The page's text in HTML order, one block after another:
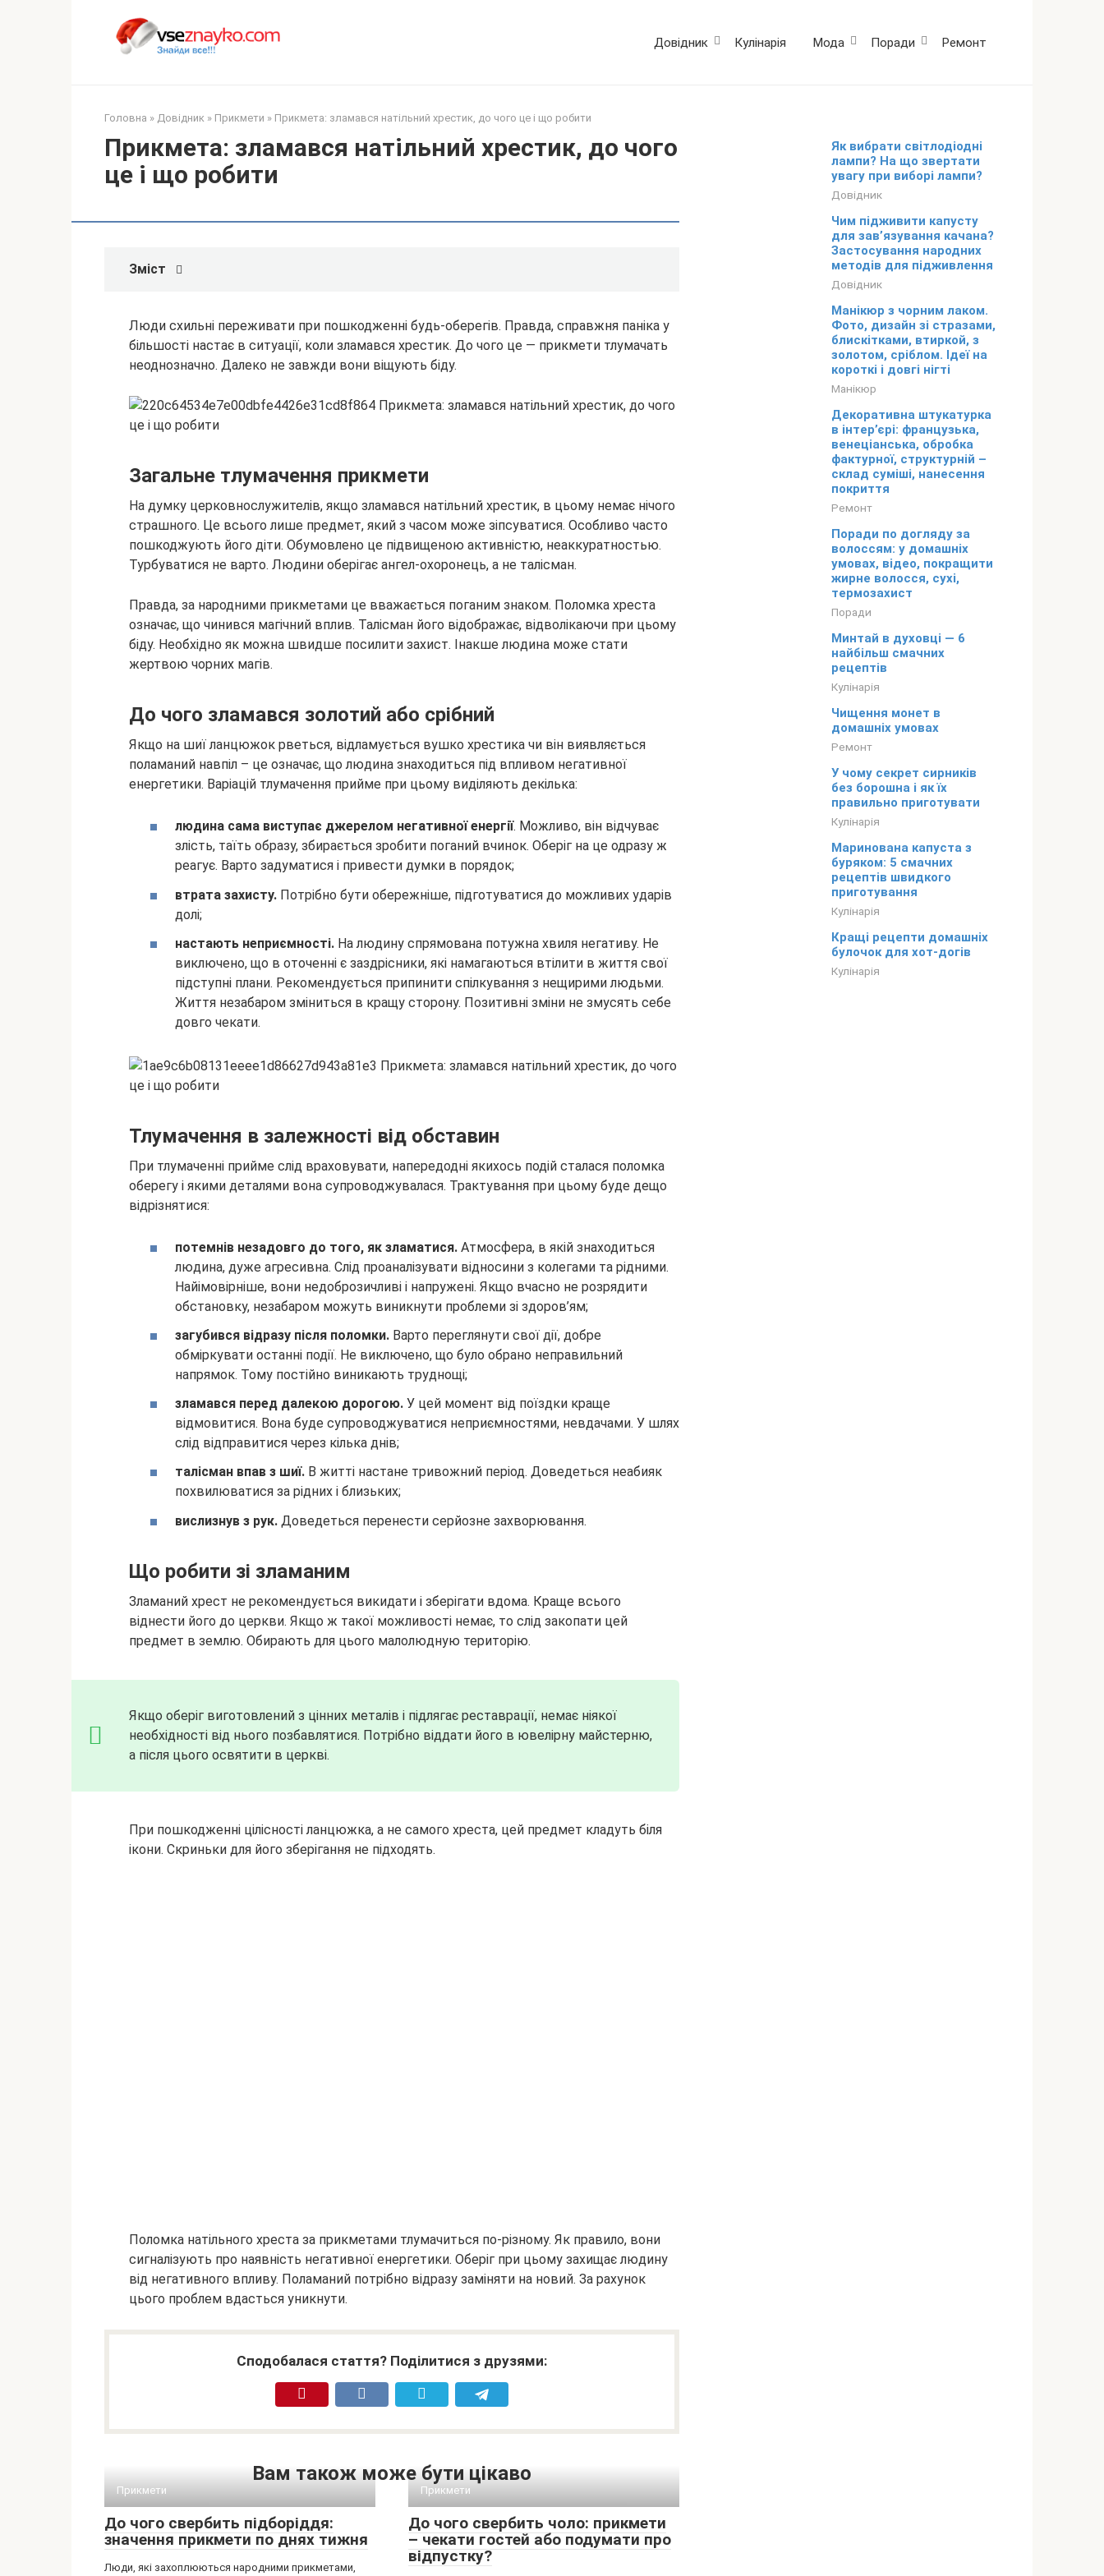
Довідник Кулінарія Мода Поради Ремонт
Головна » Довідник » Прикмети » Прикмета: зламався натільний хрестик, до чого це і що робити
Прикмета: зламався натільний хрестик, до чого
це і що робити
Зміст
Люди схильні переживати при пошкодженні будь-оберегів. Правда, справжня паніка у
більшості настає в ситуації, коли зламався хрестик. До чого це — прикмети тлумачать
неоднозначно. Далеко не завжди вони віщують біду.
Загальне тлумачення прикмети
На думку церковнослужителів, якщо зламався натільний хрестик, в цьому немає нічого
страшного. Це всього лише предмет, який з часом може зіпсуватися. Особливо часто
пошкоджують його діти. Обумовлено це підвищеною активністю, неаккуратностью.
Турбуватися не варто. Людини оберігає ангел-охоронець, а не талісман.
Правда, за народними прикметами це вважається поганим знаком. Поломка хреста
означає, що чинився магічний вплив. Талісман його відображає, відволікаючи при цьому
біду. Необхідно як можна швидше посилити захист. Інакше людина може стати
жертвою чорних магів.
До чого зламався золотий або срібний
Якщо на шиї ланцюжок рветься, відламується вушко хрестика чи він виявляється
поламаний навпіл – це означає, що людина знаходиться під впливом негативної
енергетики. Варіацій тлумачення прийме при цьому виділяють декілька:
людина сама виступає джерелом негативної енергії. Можливо, він відчуває
злість, таїть образу, збирається зробити поганий вчинок. Оберіг на це одразу ж
реагує. Варто задуматися і привести думки в порядок;
втрата захисту. Потрібно бути обережніше, підготуватися до можливих ударів
долі;
настають неприємності. На людину спрямована потужна хвиля негативу. Не
виключено, що в оточенні є заздрісники, які намагаються втілити в життя свої
підступні плани. Рекомендується припинити спілкування з нещирими людьми.
Життя незабаром зміниться в кращу сторону. Позитивні зміни не змусять себе
довго чекати.
Тлумачення в залежності від обставин
При тлумаченні прийме слід враховувати, напередодні якихось подій сталася поломка
оберегу і якими деталями вона супроводжувалася. Трактування при цьому буде дещо
відрізнятися:
потемнів незадовго до того, як зламатися. Атмосфера, в якій знаходиться
людина, дуже агресивна. Слід проаналізувати відносини з колегами та рідними.
Найімовірніше, вони недоброзичливі і напружені. Якщо вчасно не розрядити
обстановку, незабаром можуть виникнути проблеми зі здоров’ям;
загубився відразу після поломки. Варто переглянути свої дії, добре
обміркувати останні події. Не виключено, що було обрано неправильний
напрямок. Тому постійно виникають труднощі;
зламався перед далекою дорогою. У цей момент від поїздки краще
відмовитися. Вона буде супроводжуватися неприємностями, невдачами. У шлях
слід відправитися через кілька днів;
талісман впав з шиї. В житті настане тривожний період. Доведеться неабияк
похвилюватися за рідних і близьких;
вислизнув з рук. Доведеться перенести серйозне захворювання.
Що робити зі зламаним
Зламаний хрест не рекомендується викидати і зберігати вдома. Краще всього
віднести його до церкви. Якщо ж такої можливості немає, то слід закопати цей
предмет в землю. Обирають для цього малолюдную територію.
Якщо оберіг виготовлений з цінних металів і підлягає реставрації, немає ніякої
необхідності від нього позбавлятися. Потрібно віддати його в ювелірну майстерню,
а після цього освятити в церкві.
При пошкодженні цілісності ланцюжка, а не самого хреста, цей предмет кладуть біля
ікони. Скриньки для його зберігання не підходять.
Поломка натільного хреста за прикметами тлумачиться по-різному. Як правило, вони
сигналізують про наявність негативної енергетики. Оберіг при цьому захищає людину
від негативного впливу. Поламаний потрібно відразу заміняти на новий. За рахунок
цього проблем вдасться уникнути.
Сподобалася стаття? Поділитися з друзями:
Вам також може бути цікаво
Прикмети
До чого свербить підборіддя:
значення прикмети по днях тижня
Люди, які захоплюються народними прикметами,
Прикмети
До чого свербить чоло: прикмети
– чекати гостей або подумати про
відпустку?
Як вибрати світлодіодні
лампи? На що звертати
увагу при виборі лампи?
Довідник
Чим підживити капусту
для зав’язування качана?
Застосування народних
методів для підживлення
Довідник
Манікюр з чорним лаком.
Фото, дизайн зі стразами,
блискітками, втиркой, з
золотом, сріблом. Ідеї на
короткі і довгі нігті
Манікюр
Декоративна штукатурка
в інтер’єрі: французька,
венеціанська, обробка
фактурної, структурній –
склад суміші, нанесення
покриття
Ремонт
Поради по догляду за
волоссям: у домашніх
умовах, відео, покращити
жирне волосся, сухі,
термозахист
Поради
Минтай в духовці — 6
найбільш смачних
рецептів
Кулінарія
Чищення монет в
домашніх умовах
Ремонт
У чому секрет сирників
без борошна і як їх
правильно приготувати
Кулінарія
Маринована капуста з
буряком: 5 смачних
рецептів швидкого
приготування
Кулінарія
Кращі рецепти домашніх
булочок для хот-догів
Кулінарія